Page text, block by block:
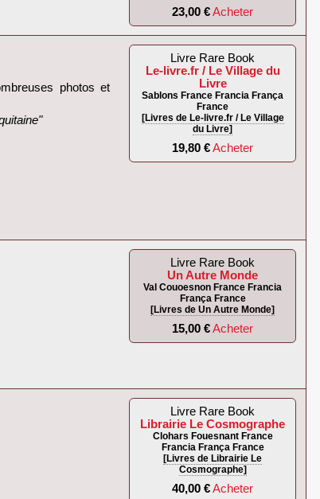
23,00 €Acheter
photos et
Livre Rare Book
Le-livre.fr / Le Village du
Livre
Sablons France Francia França
France
[Livres de Le-livre.fr / Le Village
du Livre]
19,80 €Acheter
Livre Rare Book
Un Autre Monde
Val Couoesnon France Francia
França France
[Livres de Un Autre Monde]
15,00 €Acheter
Livre Rare Book
Librairie Le Cosmographe
Clohars Fouesnant France
Francia França France
[Livres de Librairie Le
Cosmographe]
40,00 €Acheter